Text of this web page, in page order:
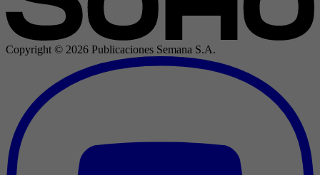
Copyright © 2026 Publicaciones Semana S.A.